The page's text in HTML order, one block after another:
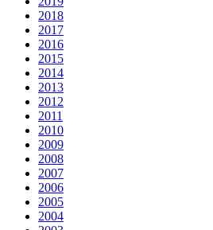
2018
2017
2016
2015
2014
2013
2012
2011
2010
2009
2008
2007
2006
2005
2004